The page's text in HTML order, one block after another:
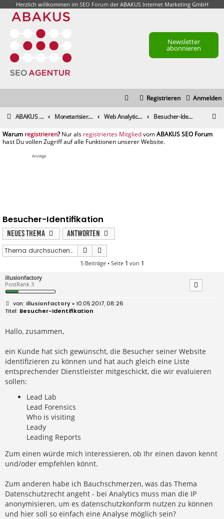
Herzlich willkommen im SEO Forumder ABAKUS Internet Marketing GmbH
Newsletter
abonnieren
Anmelden
Registrieren
ABAKUS Foren-Übersicht Monetarisierung & Controlling Web Analytics & Controlling Besucher-Identifikation
registrieren registriertes Mitglied
Anzeige
Besucher-Identifikation
Neues Thema
Antworten
Suche
5 Beiträge • Seite 1 von 1
illusionfactory
PostRank 3
B
e
i
r
a
illusionfactory» 10.05.2017, 08:26
Besucher-Identifikation
Hallo, zusammen,
ein Kunde hat sich gewünscht, die Besucher seiner Website
identifizieren zu können und hat auch gleich eine Liste
entsprechender Dienstleister mitgeschickt, die wir evaluieren
sollen:
Lead Lab
Lead Forensics
Who is visiting
Leady
Leading Reports
Zum einen würde mich interessieren, ob Ihr einen davon kennt
und/oder empfehlen könnt.
Zum anderen habe ich Bauchschmerzen, was das Thema
Datenschutzrecht angeht - bei Analytics muss man die IP
anonymisieren, um es datenschutzkonform nutzen zu können
und hier soll so einfach eine Analyse möglich sein?